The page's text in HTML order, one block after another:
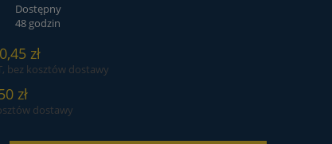
Dostępny
48 godzin
zł
bez kosztów dostawy
zł
dostawy